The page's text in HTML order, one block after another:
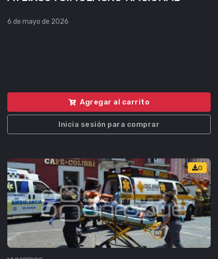
6 de mayo de 2026
Agregar al carrito
Inicia sesión para comprar
0